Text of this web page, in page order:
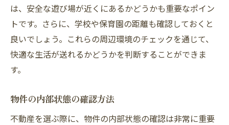
は、安全な遊び場が近くにあるかどうかも重要なポイン
トです。さらに、学校や保育園の距離も確認しておくと
良いでしょう。これらの周辺環境のチェックを通じて、
快適な生活が送れるかどうかを判断することができま
す。
物件の内部状態の確認方法
不動産を選ぶ際に、物件の内部状態の確認は非常に重要